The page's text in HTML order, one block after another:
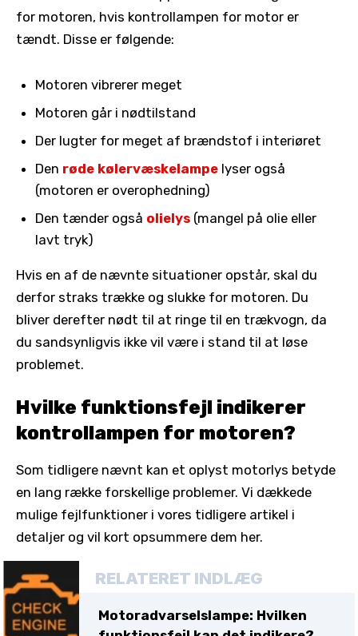
for motoren, hvis kontrollampen for motor er
tændt. Disse er følgende:
Motoren vibrerer meget
Motoren går i nødtilstand
Der lugter for meget af brændstof i interiøret
Den røde kølervæskelampe lyser også
(motoren er overophedning)
Den tænder også olielys (mangel på olie eller
lavt tryk)
Hvis en af ​​de nævnte situationer opstår, skal du
derfor straks trække og slukke for motoren. Du
bliver derefter nødt til at ringe til en trækvogn, da
du sandsynligvis ikke vil være i stand til at løse
problemet.
Hvilke funktionsfejl indikerer
kontrollampen for motoren?
Som tidligere nævnt kan et oplyst motorlys betyde
en lang række forskellige problemer. Vi dækkede
mulige fejlfunktioner i vores tidligere artikel i
detaljer og vil kort opsummere dem her.
RELATERET INDLÆG
Motoradvarselslampe: Hvilken